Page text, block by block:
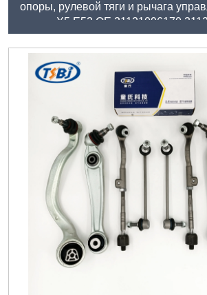
опоры, рулевой тяги и рычага
X5 E53 OE 31121096170